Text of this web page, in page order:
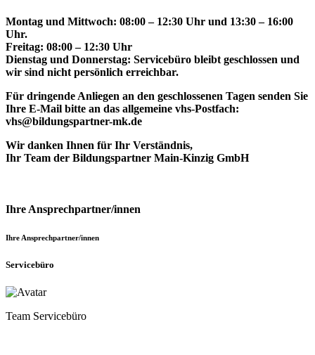
Montag und Mittwoch: 08:00 – 12:30 Uhr und 13:30 – 16:00
Uhr.
Freitag: 08:00 – 12:30 Uhr
Dienstag und Donnerstag: Servicebüro bleibt geschlossen und
wir sind nicht persönlich erreichbar.
Für dringende Anliegen an den geschlossenen Tagen senden Sie
Ihre E-Mail bitte an das allgemeine vhs-Postfach:
vhs@bildungspartner-mk.de
Wir danken Ihnen für Ihr Verständnis,
Ihr Team der Bildungspartner Main-Kinzig GmbH
Ihre Ansprechpartner/innen
Ihre Ansprechpartner/innen
Servicebüro
Team Servicebüro